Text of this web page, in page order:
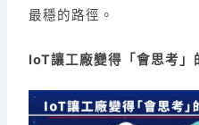
最穩的路徑。
IoT讓工廠變得「會思考」